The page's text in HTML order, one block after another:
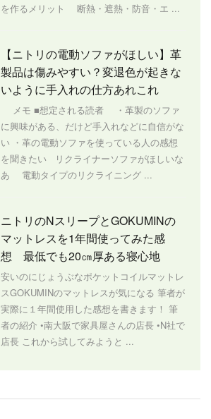
を作るメリット 断熱・遮熱・防音・エ ...
【ニトリの電動ソファがほしい】革
製品は傷みやすい？変退色が起きな
いように手入れの仕方あれこれ
メモ ■想定される読者 ・革製のソファ
に興味がある、だけど手入れなどに自信がな
い ・革の電動ソファを使っている人の感想
を聞きたい リクライナーソファがほしいな
あ 電動タイプのリクライニング ...
ニトリのNスリープとGOKUMINの
マットレスを1年間使ってみた感
想 最低でも20㎝厚ある寝心地
安いのにじょうぶなポケットコイルマットレ
スGOKUMINのマットレスが気になる 筆者が
実際に１年間使用した感想を書きます！ 筆
者の紹介 •南大阪で家具屋さんの店長 •N社で
店長 これから試してみようと ...